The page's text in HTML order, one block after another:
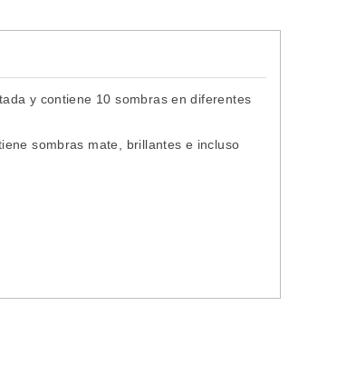
y contiene 10 sombras en diferentes
sombras mate, brillantes e incluso